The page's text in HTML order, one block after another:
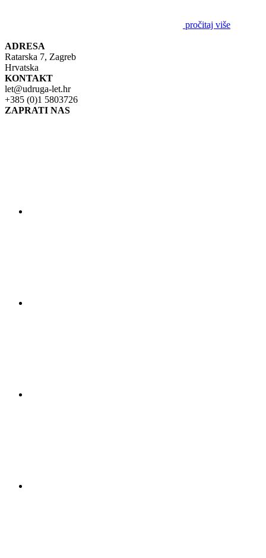
pročitaj više
ADRESA
Ratarska 7, Zagreb
Hrvatska
KONTAKT
let@udruga-let.hr
+385 (0)1 5803726
ZAPRATI NAS